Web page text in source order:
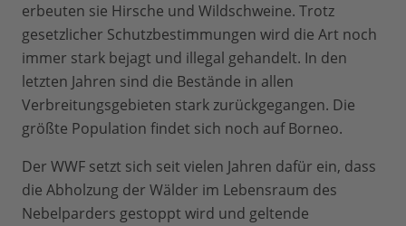
erbeuten sie Hirsche und Wildschweine. Trotz
gesetzlicher Schutzbestimmungen wird die Art noch
immer stark bejagt und illegal gehandelt. In den
letzten Jahren sind die Bestände in allen
Verbreitungsgebieten stark zurückgegangen. Die
größte Population findet sich noch auf Borneo.
Der WWF setzt sich seit vielen Jahren dafür ein, dass
die Abholzung der Wälder im Lebensraum des
Nebelparders gestoppt wird und geltende